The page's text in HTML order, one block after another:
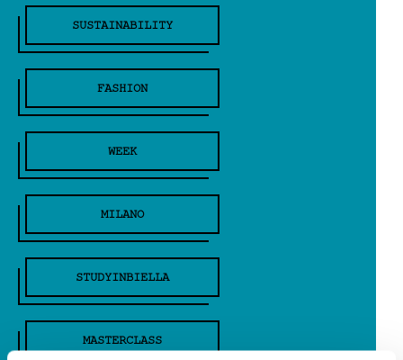
SUSTAINABILITY
FASHION
WEEK
MILANO
STUDYINBIELLA
MASTERCLASS